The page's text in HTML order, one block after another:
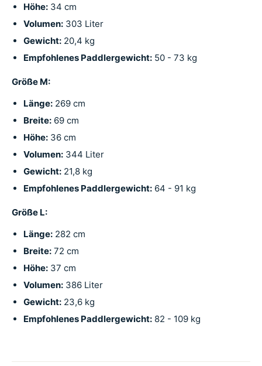
Höhe: 34 cm
Volumen: 303 Liter
Gewicht: 20,4 kg
Empfohlenes Paddlergewicht: 50 - 73 kg
Größe M:
Länge: 269 cm
Breite: 69 cm
Höhe: 36 cm
Volumen: 344 Liter
Gewicht: 21,8 kg
Empfohlenes Paddlergewicht: 64 - 91 kg
Größe L:
Länge: 282 cm
Breite: 72 cm
Höhe: 37 cm
Volumen: 386 Liter
Gewicht: 23,6 kg
Empfohlenes Paddlergewicht: 82 - 109 kg